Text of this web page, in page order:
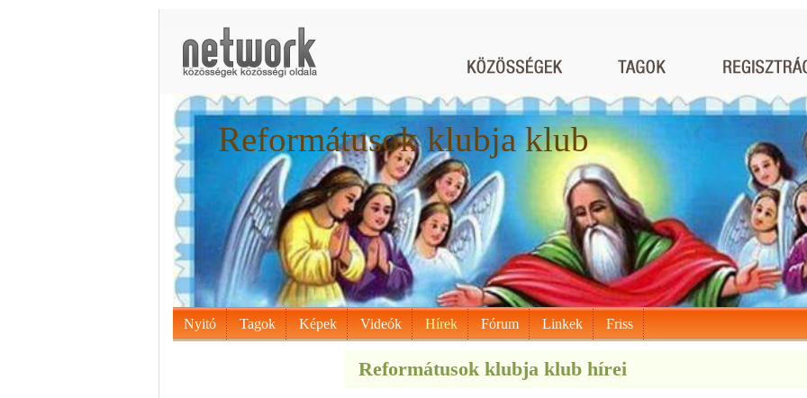
Reformátusok klubja klub
Nyitó Tagok Képek Videók Hírek Fórum Linkek Friss
Reformátusok klubja klub hírei